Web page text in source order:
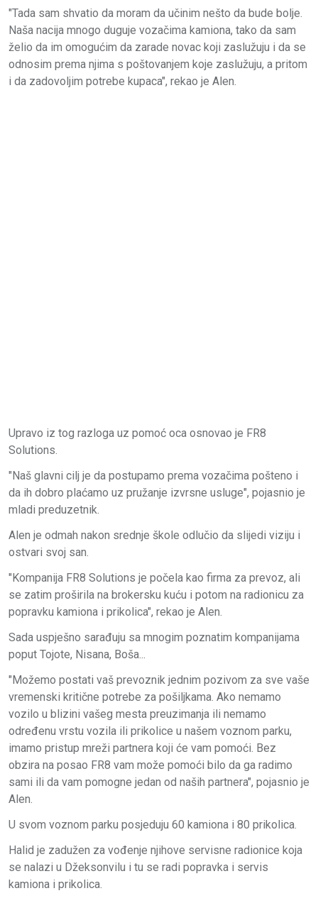
"Tada sam shvatio da moram da učinim nešto da bude bolje.
Naša nacija mnogo duguje vozačima kamiona, tako da sam
želio da im omogućim da zarade novac koji zaslužuju i da se
odnosim prema njima s poštovanjem koje zaslužuju, a pritom
i da zadovoljim potrebe kupaca", rekao je Alen.
Upravo iz tog razloga uz pomoć oca osnovao je FR8
Solutions.
"Naš glavni cilj je da postupamo prema vozačima pošteno i
da ih dobro plaćamo uz pružanje izvrsne usluge", pojasnio je
mladi preduzetnik.
Alen je odmah nakon srednje škole odlučio da slijedi viziju i
ostvari svoj san.
"Kompanija FR8 Solutions je počela kao firma za prevoz, ali
se zatim proširila na brokersku kuću i potom na radionicu za
popravku kamiona i prikolica", rekao je Alen.
Sada uspješno sarađuju sa mnogim poznatim kompanijama
poput Tojote, Nisana, Boša...
"Možemo postati vaš prevoznik jednim pozivom za sve vaše
vremenski kritične potrebe za pošiljkama. Ako nemamo
vozilo u blizini vašeg mesta preuzimanja ili nemamo
određenu vrstu vozila ili prikolice u našem voznom parku,
imamo pristup mreži partnera koji će vam pomoći. Bez
obzira na posao FR8 vam može pomoći bilo da ga radimo
sami ili da vam pomogne jedan od naših partnera", pojasnio je
Alen.
U svom voznom parku posjeduju 60 kamiona i 80 prikolica.
Halid je zadužen za vođenje njihove servisne radionice koja
se nalazi u Džeksonvilu i tu se radi popravka i servis
kamiona i prikolica.